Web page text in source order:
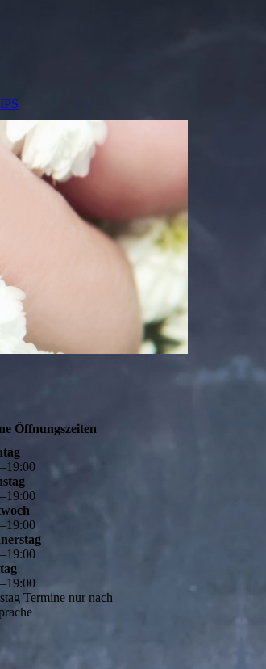
Öffnungszeiten
–19:00
–19:00
–19:00
–19:00
–19:00
Termine nur nach